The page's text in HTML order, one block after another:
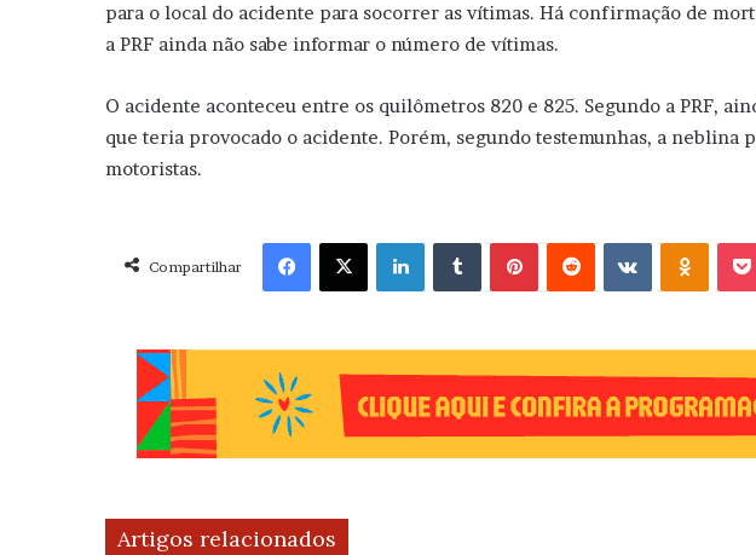
para o local do acidente para socorrer as vítimas. Há confirmação de
a PRF ainda não sabe informar o número de vítimas.
O acidente aconteceu entre os quilômetros 820 e 825. Segundo a PRF,
que teria provocado o acidente. Porém, segundo testemunhas, a neblina
motoristas.
Compartilhar
Facebook X Linkedin VK OK
Artigos relacionados